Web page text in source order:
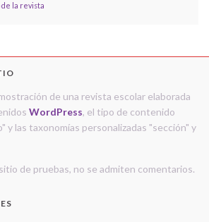
de la revista
de una revista escolar elaborada
WordPress, el tipo de contenido
y las taxonomías personalizadas "sección" y
de pruebas, no se admiten comentarios.